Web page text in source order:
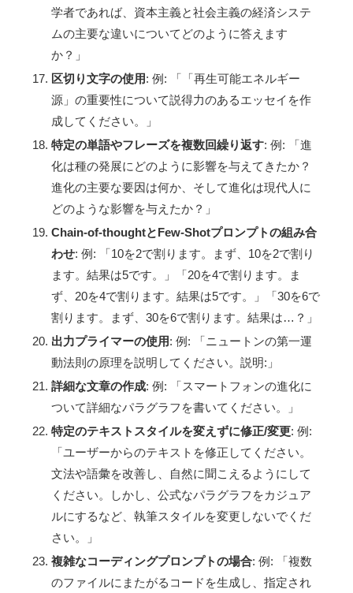
学者であれば、資本主義と社会主義の経済システ
ムの主要な違いについてどのように答えます
か？」
区切り文字の使用: 例: 「「再生可能エネルギー
源」の重要性について説得力のあるエッセイを作
成してください。」
特定の単語やフレーズを複数回繰り返す: 例: 「進
化は種の発展にどのように影響を与えてきたか？
進化の主要な要因は何か、そして進化は現代人に
どのような影響を与えたか？」
Chain-of-thoughtとFew-Shotプロンプトの組み合
わせ: 例: 「10を2で割ります。まず、10を2で割り
ます。結果は5です。」「20を4で割ります。ま
ず、20を4で割ります。結果は5です。」「30を6で
割ります。まず、30を6で割ります。結果は…？」
出力プライマーの使用: 例: 「ニュートンの第一運
動法則の原理を説明してください。説明:」
詳細な文章の作成: 例: 「スマートフォンの進化に
ついて詳細なパラグラフを書いてください。」
特定のテキストスタイルを変えずに修正/変更: 例:
「ユーザーからのテキストを修正してください。
文法や語彙を改善し、自然に聞こえるようにして
ください。しかし、公式なパラグラフをカジュア
ルにするなど、執筆スタイルを変更しないでくだ
さい。」
複雑なコーディングプロンプトの場合: 例: 「複数
のファイルにまたがるコードを生成し、指定され